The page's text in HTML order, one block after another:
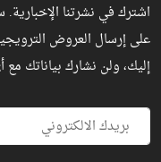
اشترك في نشرتنا
على إرسال العروض
إليك، ولن نشارك بياناتك